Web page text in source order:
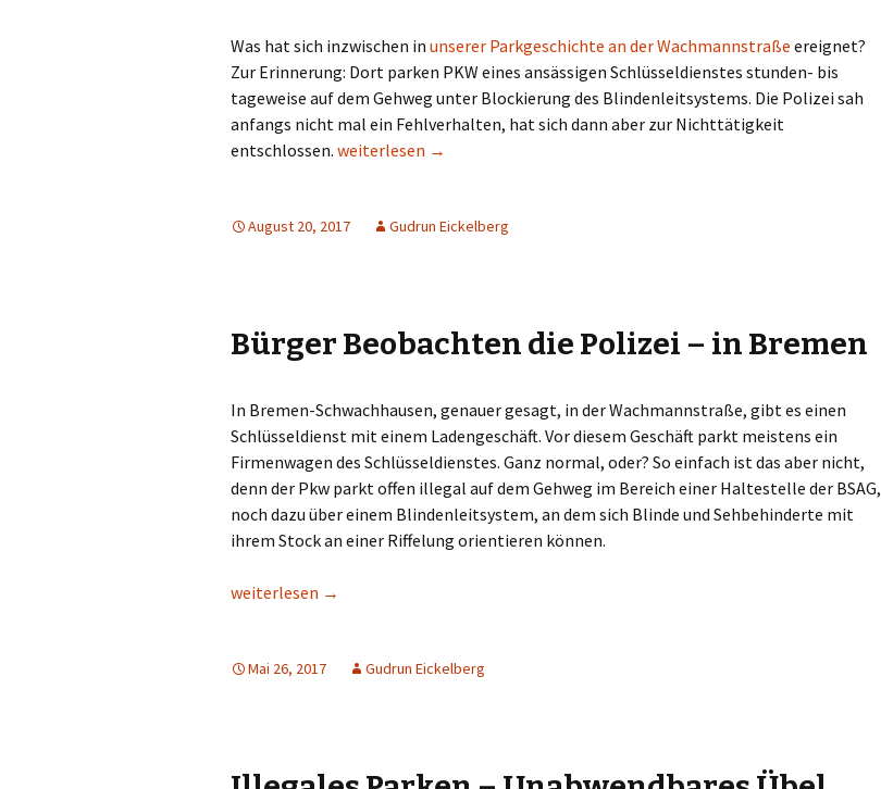
Was hat sich inzwischen in unserer Parkgeschichte an der Wachmannstraße ereignet?
Zur Erinnerung: Dort parken PKW eines ansässigen Schlüsseldienstes stunden- bis
tageweise auf dem Gehweg unter Blockierung des Blindenleitsystems. Die Polizei sah
anfangs nicht mal ein Fehlverhalten, hat sich dann aber zur Nichttätigkeit
entschlossen. Possierliches Parken in der Wachmannstraße
weiterlesen →
August 20, 2017 Gudrun Eickelberg
Bürger Beobachten die Polizei – in Bremen
In Bremen-Schwachhausen, genauer gesagt, in der Wachmannstraße, gibt es einen
Schlüsseldienst mit einem Ladengeschäft. Vor diesem Geschäft parkt meistens ein
Firmenwagen des Schlüsseldienstes. Ganz normal, oder? So einfach ist das aber nicht,
denn der Pkw parkt offen illegal auf dem Gehweg im Bereich einer Haltestelle der BSAG,
noch dazu über einem Blindenleitsystem, an dem sich Blinde und Sehbehinderte mit
ihrem Stock an einer Riffelung orientieren können.
Bürger Beobachten die Polizei – in Bremen
weiterlesen →
Mai 26, 2017 Gudrun Eickelberg